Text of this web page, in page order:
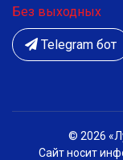
Без выходных
Telegram бот
© 2026
Сайт носит